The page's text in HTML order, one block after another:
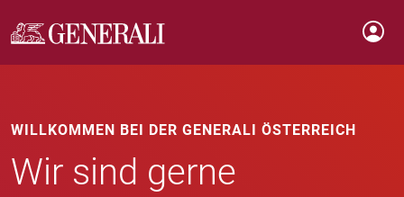
WILLKOMMEN BEI DER GENERALI ÖSTERREICH
Wir sind gerne